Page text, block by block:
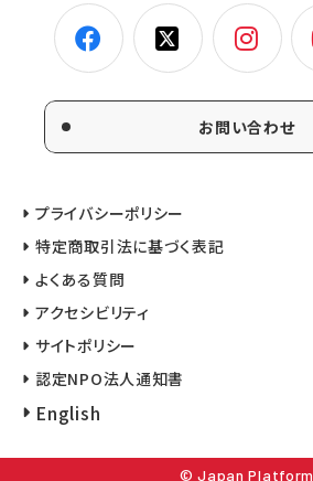
お問い合わせ
プライバシーポリシー
特定商取引法に基づく表記
よくある質問
アクセシビリティ
サイトポリシー
認定NPO法人通知書
English
© Japan Platform